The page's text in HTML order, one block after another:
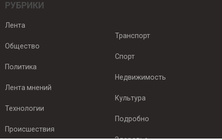
РУБРИКИ
Лента
Общество
Политика
Лента мнений
Технологии
Происшествия
Транспорт
Спорт
Недвижимость
Культура
Подробно